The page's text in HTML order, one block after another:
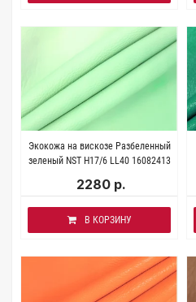
Экокожа на вискозе Разбеленный
зеленый NST H17/6 LL40 16082413
2280 р.
В КОРЗИНУ